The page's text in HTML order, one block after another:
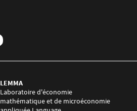
Laboratoire d'économie
mathématique et de microéconomie
LEMMA